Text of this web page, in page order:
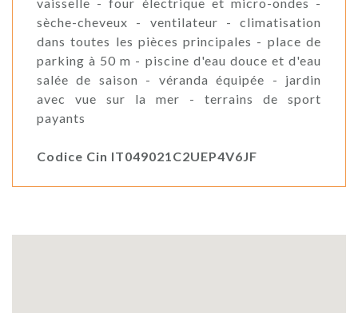
sèche-cheveux - ventilateur - climatisation
dans toutes les pièces principales - place de
parking à 50 m - piscine d'eau douce et d'eau
salée de saison - véranda équipée - jardin
avec vue sur la mer - terrains de sport
payants
Codice Cin IT049021C2UEP4V6JF